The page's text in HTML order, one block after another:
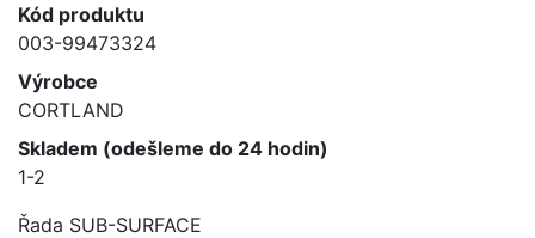
Kód produktu
003-99473324
Výrobce
CORTLAND
Skladem (odešleme do 24 hodin)
1-2
Řada SUB-SURFACE